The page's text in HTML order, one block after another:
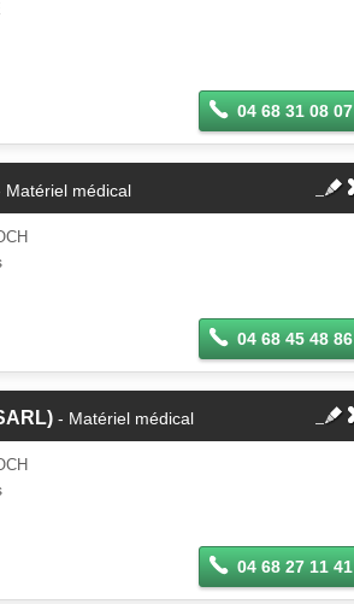
04 68 31 08 07
Matériel médical
04 68 45 48 86
- Matériel médical
04 68 27 11 41